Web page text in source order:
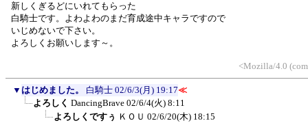
新しくぎるどにいれてもらった
白騎士です。よわよわのまだ育成途中キャラですので
いじめないで下さい。
よろしくお願いします～。
<Mozilla/4.0
▼ はじめました。 白騎士 02/6/3(月) 19:17≪
よろしく DancingBrave 02/6/4(火) 8:11
よろしくですぅ ＫＯＵ 02/6/20(木) 18:15